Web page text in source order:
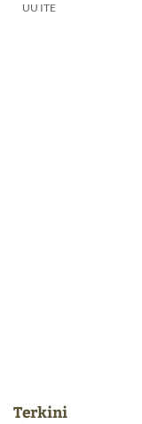
UU ITE
Terkini